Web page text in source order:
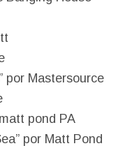
por Mastersource
pond PA
por Matt Pond